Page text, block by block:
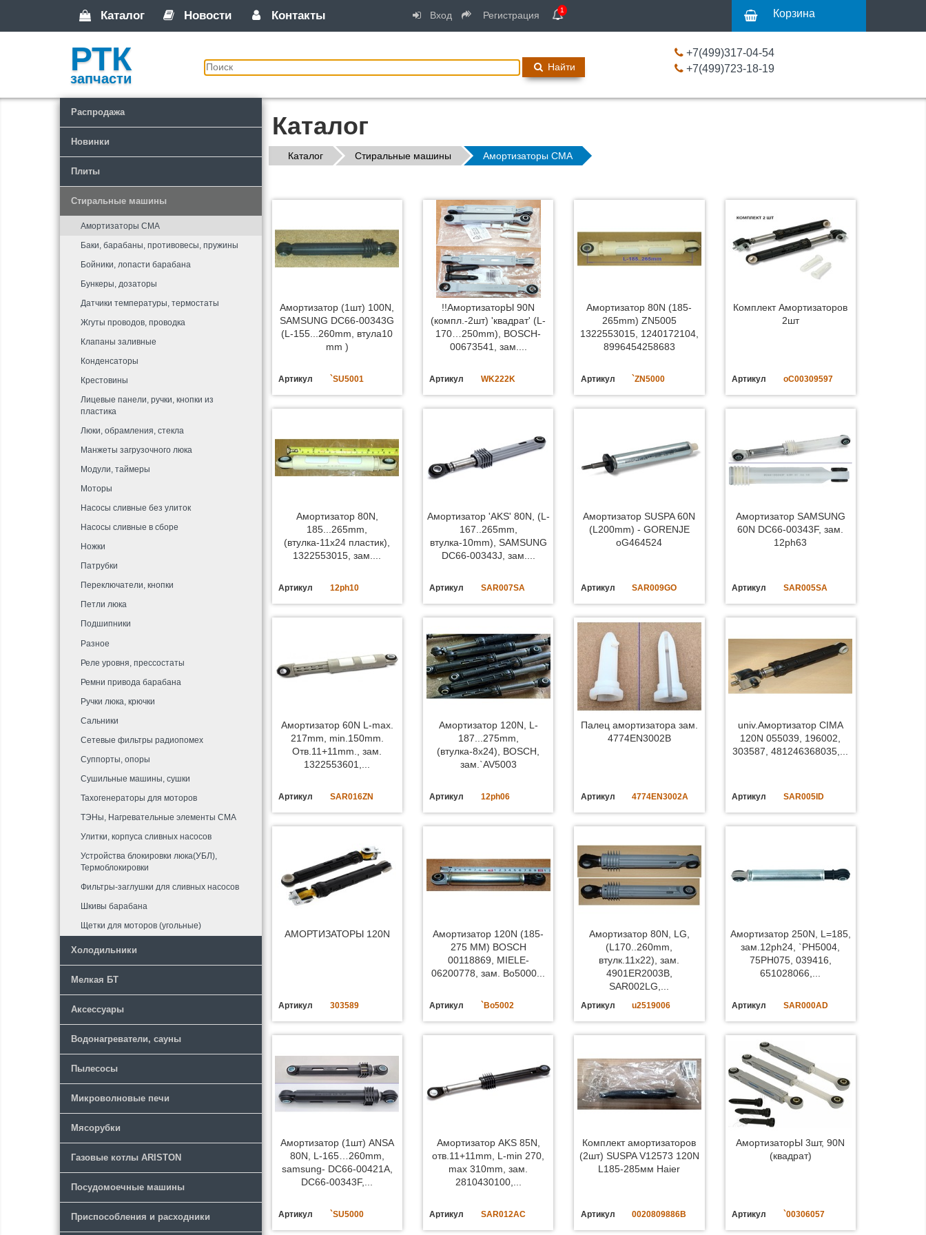
Каталог Новости Контакты Вход Регистрация 1 Корзина
РТК
запчасти
Найти
+7(499)317-04-54
+7(499)723-18-19
Распродажа
Новинки
Плиты
Стиральные машины
Амортизаторы СМА
Баки, барабаны, противовесы, пружины
Бойники, лопасти барабана
Бункеры, дозаторы
Датчики температуры, термостаты
Жгуты проводов, проводка
Клапаны заливные
Конденсаторы
Крестовины
Лицевые панели, ручки, кнопки из
пластика
Люки, обрамления, стекла
Манжеты загрузочного люка
Модули, таймеры
Моторы
Насосы сливные без улиток
Насосы сливные в сборе
Ножки
Патрубки
Переключатели, кнопки
Петли люка
Подшипники
Разное
Реле уровня, прессостаты
Ремни привода барабана
Ручки люка, крючки
Сальники
Сетевые фильтры радиопомех
Суппорты, опоры
Сушильные машины, сушки
Тахогенераторы для моторов
ТЭНы, Нагревательные элементы СМА
Улитки, корпуса сливных насосов
Устройства блокировки люка(УБЛ),
Термоблокировки
Фильтры-заглушки для сливных насосов
Шкивы барабана
Щетки для моторов (угольные)
Холодильники
Мелкая БТ
Аксессуары
Водонагреватели, сауны
Пылесосы
Микроволновые печи
Мясорубки
Газовые котлы ARISTON
Посудомоечные машины
Приспособления и расходники
Каталог
Каталог Стиральные машины Амортизаторы СМА
Амортизатор (1шт) 100N,
SAMSUNG DC66-00343G
(L-155...260mm, втула10
mm )
Артикул `SU5001
!!АмортизаторЫ 90N
(компл.-2шт) 'квадрат' (L-
170…250mm), BOSCH-
00673541, зам....
Артикул WK222K
Амортизатор 80N (185-
265mm) ZN5005
1322553015, 1240172104,
8996454258683
Артикул `ZN5000
Комплект Амортизаторов
2шт
Артикул oC00309597
Амортизатор 80N,
185...265mm,
(втулка-11x24 пластик),
1322553015, зам....
Артикул 12ph10
Амортизатор 'AKS' 80N, (L-
167..265mm,
втулка-10mm), SAMSUNG
DC66-00343J, зам....
Артикул SAR007SA
Амортизатор SUSPA 60N
(L200mm) - GORENJE
oG464524
Артикул SAR009GO
Амортизатор SAMSUNG
60N DC66-00343F, зам.
12ph63
Артикул SAR005SA
Амортизатор 60N L-max.
217mm, min.150mm.
Отв.11+11mm., зам.
1322553601,...
Артикул SAR016ZN
Амортизатор 120N, L-
187...275mm,
(втулка-8x24), BOSCH,
зам.`AV5003
Артикул 12ph06
Палец амортизатора зам.
4774EN3002B
Артикул 4774EN3002A
univ.Амортизатор CIMA
120N 055039, 196002,
303587, 481246368035,...
Артикул SAR005ID
АМОРТИЗАТОРЫ 120N
Артикул 303589
Амортизатор 120N (185-
275 MM) BOSCH
00118869, MIELE-
06200778, зам. Bo5000...
Артикул `Bo5002
Амортизатор 80N, LG,
(L170..260mm,
втулк.11x22), зам.
4901ER2003B,
SAR002LG,...
Артикул u2519006
Амортизатор 250N, L=185,
зам.12ph24, `PH5004,
75PH075, 039416,
651028066,...
Артикул SAR000AD
Амортизатор (1шт) ANSA
80N, L-165…260mm,
samsung- DC66-00421A,
DC66-00343F,...
Артикул `SU5000
Амортизатор AKS 85N,
отв.11+11mm, L-min 270,
max 310mm, зам.
2810430100,...
Артикул SAR012AC
Комплект амортизаторов
(2шт) SUSPA V12573 120N
L185-285мм Haier
Артикул 0020809886B
АмортизаторЫ 3шт, 90N
(квадрат)
Артикул `00306057